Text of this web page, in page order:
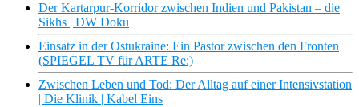
Der Kartarpur-Korridor zwischen Indien und Pakistan – die
Sikhs | DW Doku
Einsatz in der Ostukraine: Ein Pastor zwischen den Fronten
(SPIEGEL TV für ARTE Re:)
Zwischen Leben und Tod: Der Alltag auf einer Intensivstation
| Die Klinik | Kabel Eins